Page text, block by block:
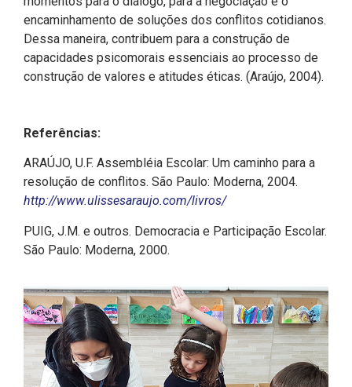
encaminhamento de soluções dos conflitos cotidianos.
Dessa maneira, contribuem para a construção de
capacidades psicomorais essenciais ao processo de
construção de valores e atitudes éticas. (Araújo, 2004).
Referências:
ARAÚJO, U.F. Assembléia Escolar: Um caminho para a
resolução de conflitos. São Paulo: Moderna, 2004.
http://www.ulissesaraujo.com/livros/
PUIG, J.M. e outros. Democracia e Participação Escolar.
São Paulo: Moderna, 2000.